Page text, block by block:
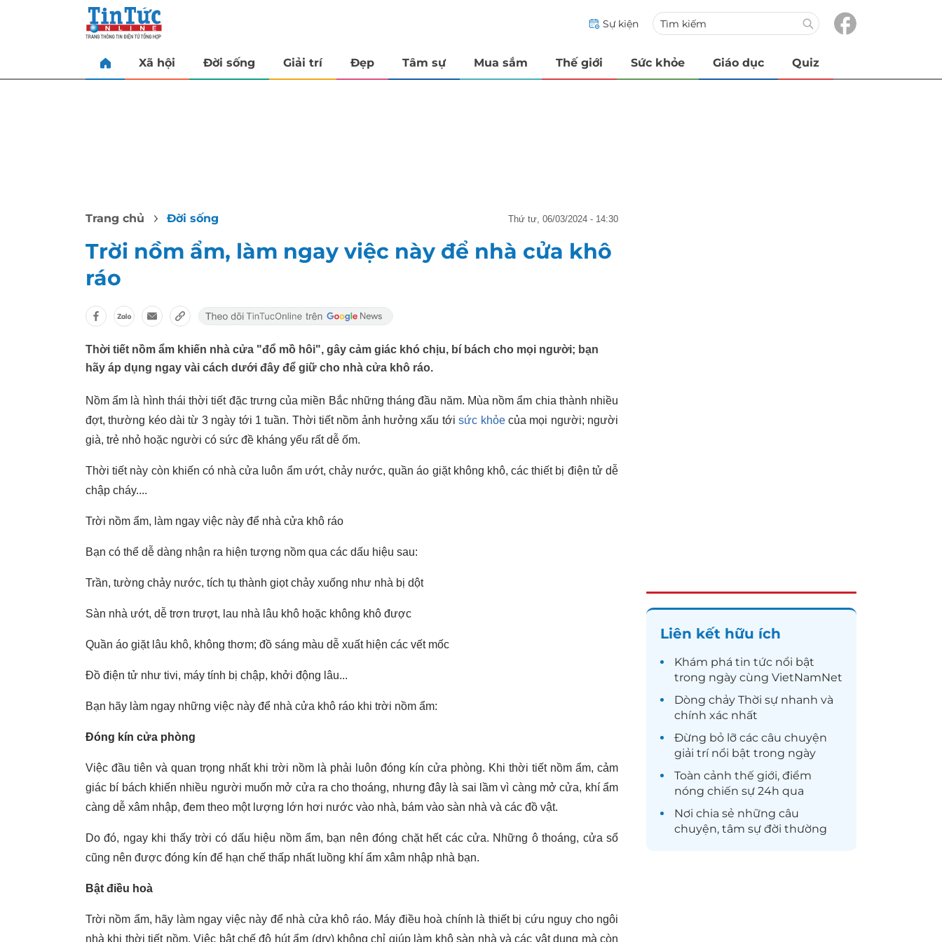
Sự kiện
Xã hội Đời sống Giải trí Đẹp Tâm sự Mua sắm Thế giới Sức khỏe Giáo dục Quiz
Trang chủ Đời sống thứ tư, 06/03/2024 - 14:30
Trời nồm ẩm, làm ngay việc này để nhà cửa khô
ráo
Thời tiết nồm ẩm khiến nhà cửa "đổ mồ hôi", gây cảm giác khó chịu, bí bách cho mọi người; bạn
hãy áp dụng ngay vài cách dưới đây để giữ cho nhà cửa khô ráo.
Nồm ẩm là hình thái thời tiết đặc trưng của miền Bắc những tháng đầu năm. Mùa nồm ẩm chia thành nhiều
đợt, thường kéo dài từ 3 ngày tới 1 tuần. Thời tiết nồm ảnh hưởng xấu tớisức khỏecủa mọi người; người
già, trẻ nhỏ hoặc người có sức đề kháng yếu rất dễ ốm.
Thời tiết này còn khiến có nhà cửa luôn ẩm ướt, chảy nước, quần áo giặt không khô, các thiết bị điện tử dễ
chập cháy....
Trời nồm ẩm, làm ngay việc này để nhà cửa khô ráo
Bạn có thể dễ dàng nhận ra hiện tượng nồm qua các dấu hiệu sau:
Trần, tường chảy nước, tích tụ thành giọt chảy xuống như nhà bị dột
Sàn nhà ướt, dễ trơn trượt, lau nhà lâu khô hoặc không khô được
Quần áo giặt lâu khô, không thơm; đồ sáng màu dễ xuất hiện các vết mốc
Đồ điện tử như tivi, máy tính bị chập, khởi động lâu...
Bạn hãy làm ngay những việc này để nhà cửa khô ráo khi trời nồm ẩm:
Đóng kín cửa phòng
Việc đầu tiên và quan trọng nhất khi trời nồm là phải luôn đóng kín cửa phòng. Khi thời tiết nồm ẩm, cảm
giác bí bách khiến nhiều người muốn mở cửa ra cho thoáng, nhưng đây là sai lầm vì càng mở cửa, khí ẩm
càng dễ xâm nhập, đem theo một lượng lớn hơi nước vào nhà, bám vào sàn nhà và các đồ vật.
Do đó, ngay khi thấy trời có dấu hiệu nồm ẩm, bạn nên đóng chặt hết các cửa. Những ô thoáng, cửa sổ
cũng nên được đóng kín để hạn chế thấp nhất luồng khí ẩm xâm nhập nhà bạn.
Bật điều hoà
Trời nồm ẩm, hãy làm ngay việc này để nhà cửa khô ráo. Máy điều hoà chính là thiết bị cứu nguy cho ngôi
nhà khi thời tiết nồm. Việc bật chế độ hút ẩm (dry) không chỉ giúp làm khô sàn nhà và các vật dụng mà còn
Liên kết hữu ích
Khám phá tin tức nổi bật
trong ngày cùng VietNamNet
Dòng chảy Thời sự nhanh và
chính xác nhất
Đừng bỏ lỡ các câu chuyện
giải trínổi bật trong ngày
Toàn cảnh thế giới, điểm
nóng chiến sự 24h qua
Nơi chia sẻ những câu
chuyện, tâm sự đời thường